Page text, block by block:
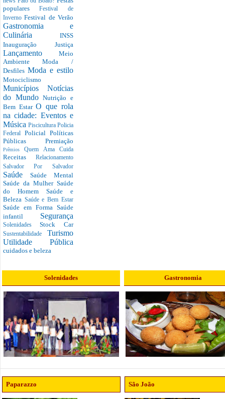
popularesFestival de
InvernoFestival de Verão
Gastronomia e
Culinária INSS
Inauguração Justiça
Lançamento Meio
AmbienteModa /
Desfiles Moda e estilo
Motociclismo
Municípios Notícias
do MundoNutrição e
Bem EstarO que rola
na cidade: Eventos e
Música Piscicultura Policia
Federal Policial Políticas
Públicas Premiação
PrêmiosQuem Ama Cuida
Receitas Relacionamento
Salvador Por Salvador
Saúde Saúde Mental
Saúde da Mulher Saúde
do Homem Saúde e
Beleza Saúde e Bem Estar
Saúde em Forma Saúde
infantil Segurança
SolenidadesStock Car
Sustentabilidade Turismo
Utilidade Pública
cuidados e beleza
Solenidades Gastronomia
Paparazzo São João